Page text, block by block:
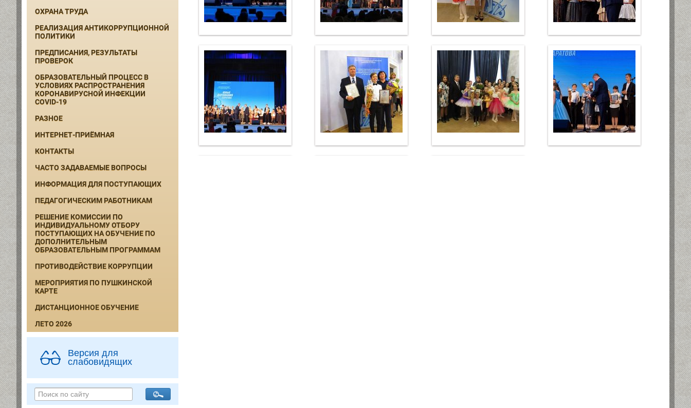
ОХРАНА ТРУДА
РЕАЛИЗАЦИЯ АНТИКОРРУПЦИОННОЙ
ПОЛИТИКИ
ПРЕДПИСАНИЯ, РЕЗУЛЬТАТЫ
ПРОВЕРОК
ОБРАЗОВАТЕЛЬНЫЙ ПРОЦЕСС В
УСЛОВИЯХ РАСПРОСТРАНЕНИЯ
КОРОНАВИРУСНОЙ ИНФЕКЦИИ
COVID-19
РАЗНОЕ
ИНТЕРНЕТ-ПРИЁМНАЯ
КОНТАКТЫ
ЧАСТО ЗАДАВАЕМЫЕ ВОПРОСЫ
ИНФОРМАЦИЯ ДЛЯ ПОСТУПАЮЩИХ
ПЕДАГОГИЧЕСКИМ РАБОТНИКАМ
РЕШЕНИЕ КОМИССИИ ПО
ИНДИВИДУАЛЬНОМУ ОТБОРУ
ПОСТУПАЮЩИХ НА ОБУЧЕНИЕ ПО
ДОПОЛНИТЕЛЬНЫМ
ОБРАЗОВАТЕЛЬНЫМ ПРОГРАММАМ
ПРОТИВОДЕЙСТВИЕ КОРРУПЦИИ
МЕРОПРИЯТИЯ ПО ПУШКИНСКОЙ
КАРТЕ
ДИСТАНЦИОННОЕ ОБУЧЕНИЕ
ЛЕТО 2026
Версия для
слабовидящих